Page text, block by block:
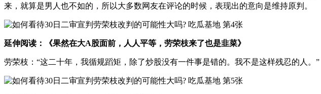
来，就算是男人也不如的，所以大多数网友在评论的时候，表现出的意向是维持原判。
延伸阅读：《果然在大A股面前，人人平等，劳荣枝来了也是韭菜》
劳荣枝：“这二十年，我循规蹈矩，除了炒股没有一件事是错的。我不是这样残忍的人。”​​​